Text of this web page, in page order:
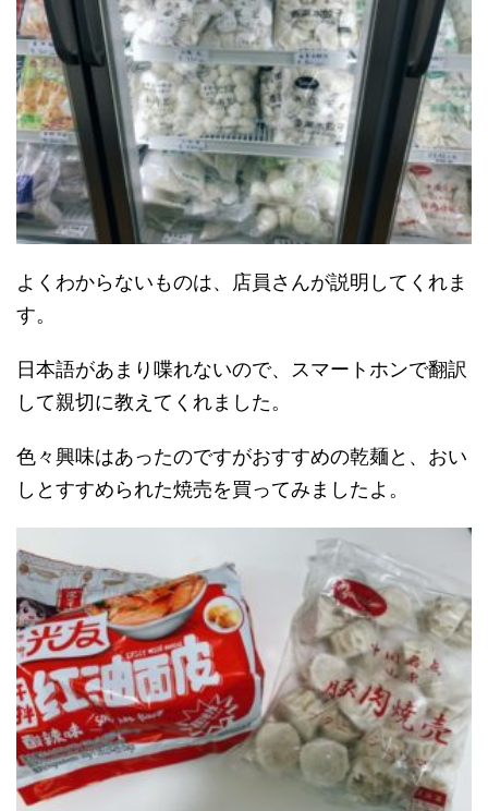
よくわからないものは、店員さんが説明してくれま
す。
日本語があまり喋れないので、スマートホンで翻訳
して親切に教えてくれました。
色々興味はあったのですがおすすめの乾麺と、おい
しとすすめられた焼売を買ってみましたよ。